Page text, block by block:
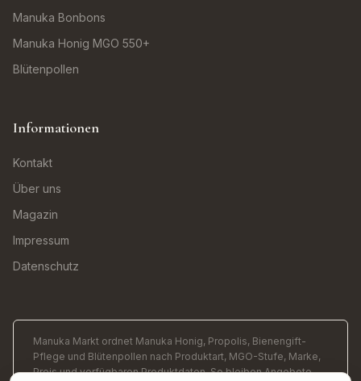
Manuka Bonbons
Manuka Honig MGO 550+
Blütenpollen
Informationen
Kontakt
Über uns
Magazin
Impressum
Datenschutz
Manuka Markt ordnet Manuka Honig, Propolis, Bienengift-
Pflege und Blütenpollen nach Produktart, MGO-Stufe, Marke,
Preis und verfügbaren Produktdaten. So bleiben Angebote